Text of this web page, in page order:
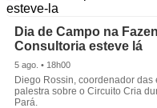
Dia de Campo na
Consultoria esteve lá
5 ago. • 18h00
Diego Rossin, coordenador
palestra sobre o Circuito Cria
Pará.